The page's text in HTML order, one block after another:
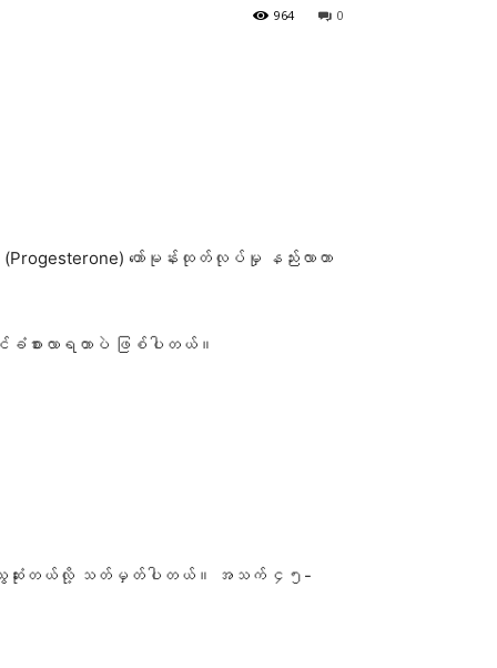
0
964
ဟော်မုန်းထုတ်လုပ်မှု နည်းလာတာ
င်ခံစားလာရတာပဲ ဖြစ်ပါတယ်။
ရင် သွေးဆုံးတယ်လို့ သတ်မှတ်ပါတယ်။ အသက် ၄၅-